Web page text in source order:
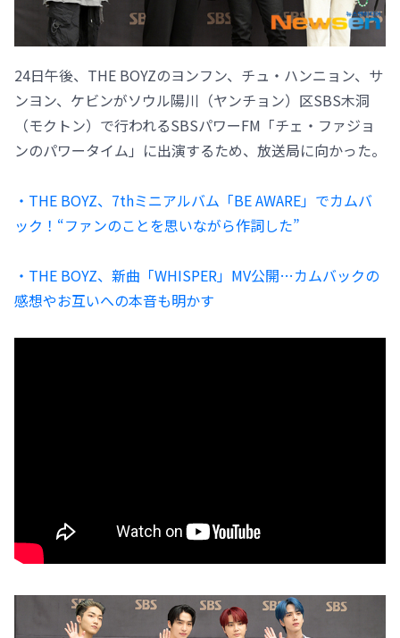
24日午後、THE BOYZのヨンフン、チュ・ハンニョン、サ
ンヨン、ケビンがソウル陽川（ヤンチョン）区SBS木洞
（モクトン）で行われるSBSパワーFM「チェ・ファジョ
ンのパワータイム」に出演するため、放送局に向かった。
・THE BOYZ、7thミニアルバム「BE AWARE」でカムバ
ック！“ファンのことを思いながら作詞した”
・THE BOYZ、新曲「WHISPER」MV公開…カムバックの
感想やお互いへの本音も明かす